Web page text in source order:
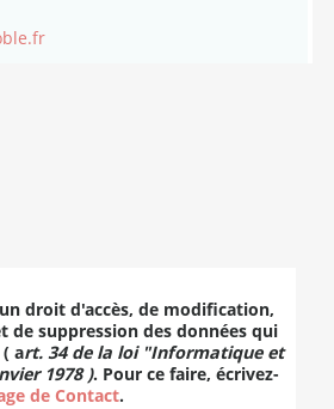
droit d'accès, de modification,
de suppression des données qui
art. 34 de la loi "Informatique et
1978 ). Pour ce faire, écrivez-
de Contact.